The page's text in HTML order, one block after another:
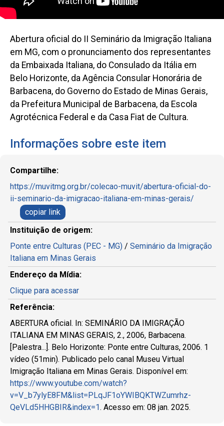
Abertura oficial do II Seminário da Imigração Italiana
em MG, com o pronunciamento dos representantes
da Embaixada Italiana, do Consulado da Itália em
Belo Horizonte, da Agência Consular Honorária de
Barbacena, do Governo do Estado de Minas Gerais,
da Prefeitura Municipal de Barbacena, da Escola
Agrotécnica Federal e da Casa Fiat de Cultura.
Informações sobre este item
Compartilhe:
https://muvitmg.org.br/colecao-muvit/abertura-oficial-do-
ii-seminario-da-imigracao-italiana-em-minas-gerais/
copiar link
Instituição de origem:
Ponte entre Culturas (PEC - MG) / Seminário da Imigração
Italiana em Minas Gerais
Endereço da Mídia:
Clique para acessar
Referência:
ABERTURA oficial. In: SEMINÁRIO DA IMIGRAÇÃO
ITALIANA EM MINAS GERAIS, 2., 2006, Barbacena.
[Palestra...]. Belo Horizonte: Ponte entre Culturas, 2006. 1
vídeo (51min). Publicado pelo canal Museu Virtual
Imigração Italiana em Minas Gerais. Disponível em:
https://www.youtube.com/watch?
v=V_b7ylyE8FM&list=PLqJF1oYWIBQKTWZumrhz-
QeVLd5HHGBIR&index=1. Acesso em: 08 jan. 2025.